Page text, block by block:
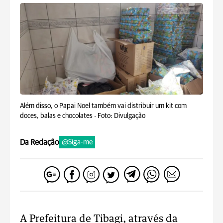
Além disso, o Papai Noel também vai distribuir um kit com
doces, balas e chocolates - Foto: Divulgação
Da Redação @Siga-me
A Prefeitura de Tibagi, através da